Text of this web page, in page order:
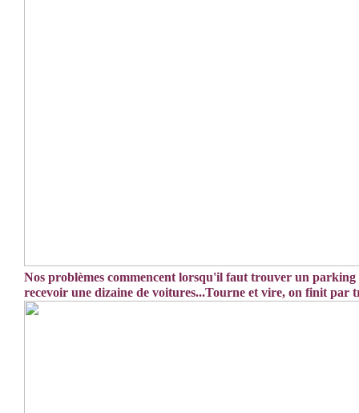
Nos problèmes commencent lorsqu'il faut trouver un
recevoir une dizaine de voitures...Tourne et vire, on finit par